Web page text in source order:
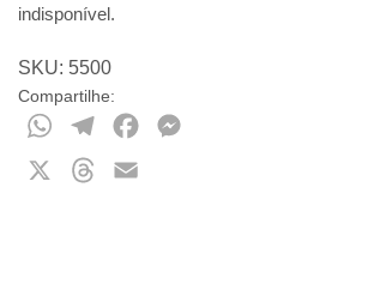
indisponível.
SKU: 5500
Compartilhe:
WhatsAppTelegramFacebook
Threads